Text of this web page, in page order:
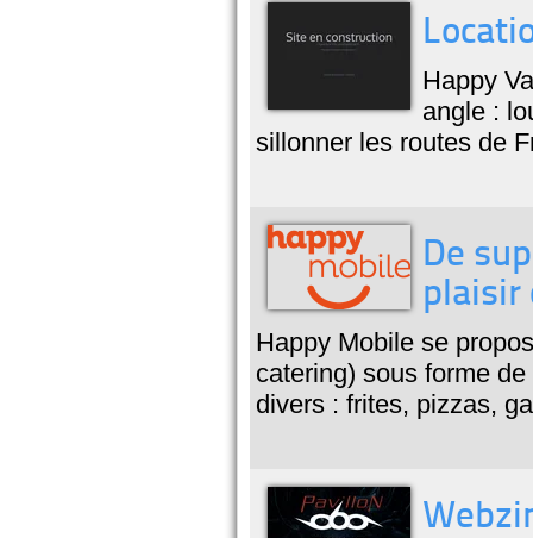
Happy
angle :
sillonner les routes de
De
plaisir
Happy Mobile se
catering) sous forme
divers : frites, pizzas,